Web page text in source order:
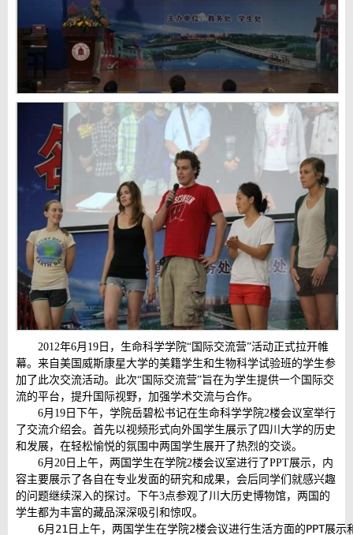
2012年6月19日，生命科学学院“国际交流营”活动正式拉开帷
幕。来自美国威斯康星大学的美籍学生和生物科学试验班的学生参
加了此次交流活动。此次“国际交流营”旨在为学生提供一个国际交
流的平台，提升国际视野，加强学术交流与合作。
6月19日下午，学院岳碧松书记在生命科学学院2楼会议室举行
了交流介绍会。首先以视频形式向外国学生展示了四川大学的历史
和发展，在轻松愉悦的氛围中两国学生展开了热烈的交谈。
6月20日上午，两国学生在学院2楼会议室进行了PPT展示，内
容主要展示了各自在专业发面的研究和成果，会后同学们就感兴趣
的问题继续深入的探讨。下午3点参观了川大历史博物馆，两国的
学生都为丰富的藏品深深吸引和惊叹。
6月21日上午，两国学生在学院2楼会议进行生活方面的PPT展